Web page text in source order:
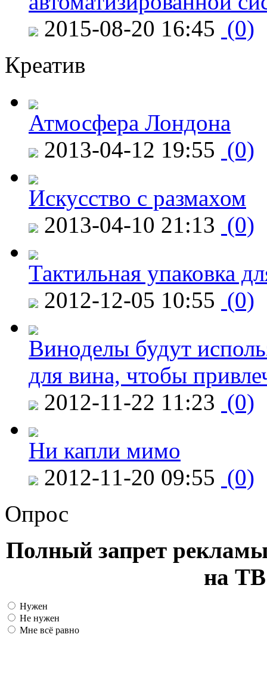
2015-08-20 16:45 (0)
Креатив
Атмосфера Лондона
2013-04-12 19:55 (0)
Искусство с размахом
2013-04-10 21:13 (0)
Тактильная упаковка
2012-12-05 10:55 (0)
Виноделы будут
для вина, чтобы
2012-11-22 11:23 (0)
Ни капли мимо
2012-11-20 09:55 (0)
Опрос
Полный запрет
на ТВ
Нужен
Не нужен
Мне всё равно